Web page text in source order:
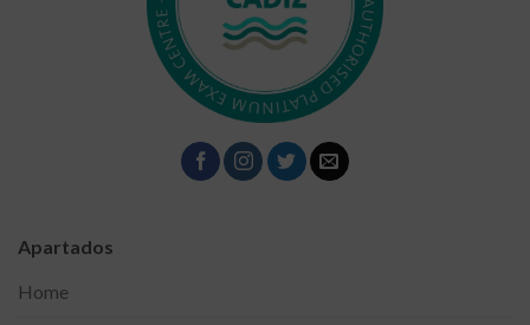
Apartados
Home